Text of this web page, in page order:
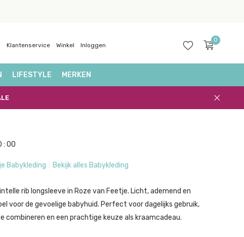
Klantenservice Winkel Inloggen
0
LIFESTYLE MERKEN
: 00
Babykleding Bekijk alles Babykleding
rib longsleeve in Roze van Feetje. Licht, ademend en
voor de gevoelige babyhuid. Perfect voor dagelijks gebruik,
combineren en een prachtige keuze als kraamcadeau.